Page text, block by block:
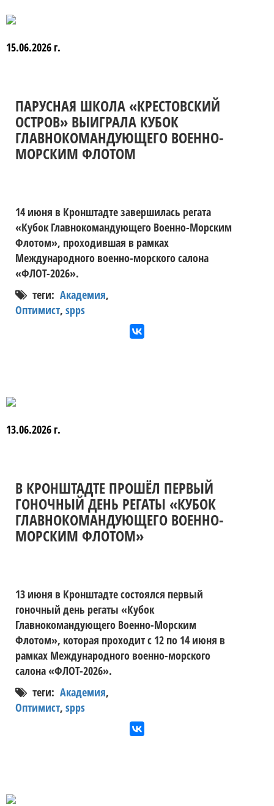
15.06.2026 г.
ПАРУСНАЯ ШКОЛА «КРЕСТОВСКИЙ
ОСТРОВ» ВЫИГРАЛА КУБОК
ГЛАВНОКОМАНДУЮЩЕГО ВОЕННО-
МОРСКИМ ФЛОТОМ
14 июня в Кронштадте завершилась регата
«Кубок Главнокомандующего Военно-Морским
Флотом», проходившая в рамках
Международного военно-морского салона
«ФЛОТ-2026».
теги: Академия,
Оптимист, spps
13.06.2026 г.
В КРОНШТАДТЕ ПРОШЁЛ ПЕРВЫЙ
ГОНОЧНЫЙ ДЕНЬ РЕГАТЫ «КУБОК
ГЛАВНОКОМАНДУЮЩЕГО ВОЕННО-
МОРСКИМ ФЛОТОМ»
13 июня в Кронштадте состоялся первый
гоночный день регаты «Кубок
Главнокомандующего Военно-Морским
Флотом», которая проходит с 12 по 14 июня в
рамках Международного военно-морского
салона «ФЛОТ-2026».
теги: Академия,
Оптимист, spps